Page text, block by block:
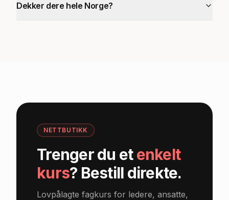
Dekker dere hele Norge?
NETTBUTIKK
Trenger du etenkelt
kurs? Bestill direkte.
Lovpålagte fagkurs for ledere, ansatte,